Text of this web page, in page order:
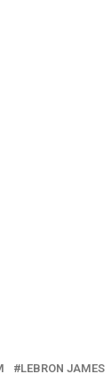
LEBRON JAMES